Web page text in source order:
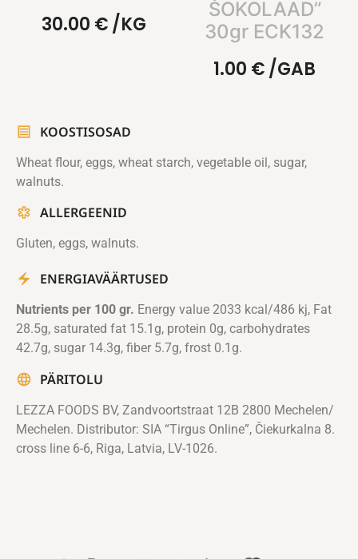
30.00 €/KG
ŠOKOLAAD”
30gr ECK132
1.00 €/GAB
KOOSTISOSAD
Wheat flour, eggs, wheat starch, vegetable oil, sugar,
walnuts.
ALLERGEENID
Gluten, eggs, walnuts.
ENERGIAVÄÄRTUSED
Nutrients per 100 gr. Energy value 2033 kcal/486 kj, Fat
28.5g, saturated fat 15.1g, protein 0g, carbohydrates
42.7g, sugar 14.3g, fiber 5.7g, frost 0.1g.
PÄRITOLU
LEZZA FOODS BV, Zandvoortstraat 12B 2800 Mechelen/
Mechelen. Distributor: SIA “Tirgus Online”, Čiekurkalna 8.
cross line 6-6, Riga, Latvia, LV-1026.